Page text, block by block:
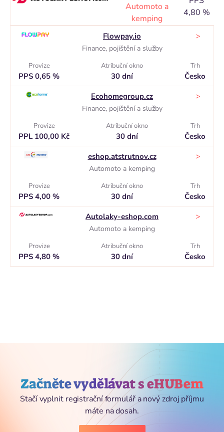
Automoto a
kemping
4,80 %
Flowpay.io
Finance, pojištění a služby
>
Provize
PPS 0,65 %
Atribuční okno
30 dní
Trh
Česko
Ecohomegroup.cz
Finance, pojištění a služby
>
Provize
PPL 100,00 Kč
Atribuční okno
30 dní
Trh
Česko
eshop.atstrutnov.cz
Automoto a kemping
>
Provize
PPS 4,00 %
Atribuční okno
30 dní
Trh
Česko
Autolaky-eshop.com
Automoto a kemping
>
Provize
PPS 4,80 %
Atribuční okno
30 dní
Trh
Česko
Začněte vydělávat s eHUBem
Stačí vyplnit registrační formulář a nový zdroj příjmu
máte na dosah.